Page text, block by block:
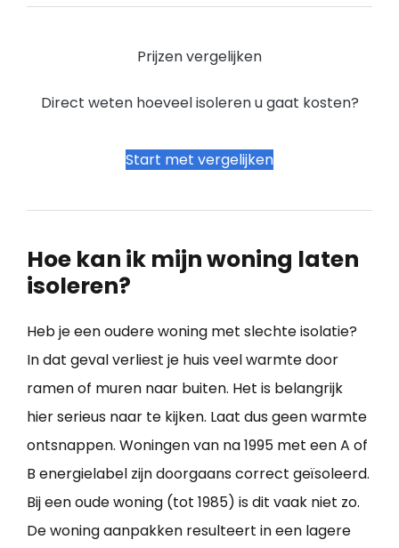
Prijzen vergelijken
Direct weten hoeveel isoleren u gaat kosten?
Start met vergelijken
Hoe kan ik mijn woning laten
isoleren?
Heb je een oudere woning met slechte isolatie?
In dat geval verliest je huis veel warmte door
ramen of muren naar buiten. Het is belangrijk
hier serieus naar te kijken. Laat dus geen warmte
ontsnappen. Woningen van na 1995 met een A of
B energielabel zijn doorgaans correct geïsoleerd.
Bij een oude woning (tot 1985) is dit vaak niet zo.
De woning aanpakken resulteert in een lagere